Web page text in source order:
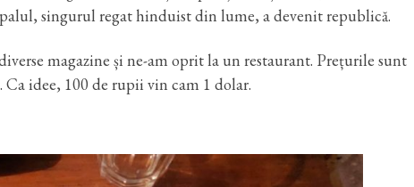
singurul regat hinduist din lume, a devenit republică.
magazine și ne-am oprit la un restaurant. Prețurile sunt
idee, 100 de rupii vin cam 1 dolar.